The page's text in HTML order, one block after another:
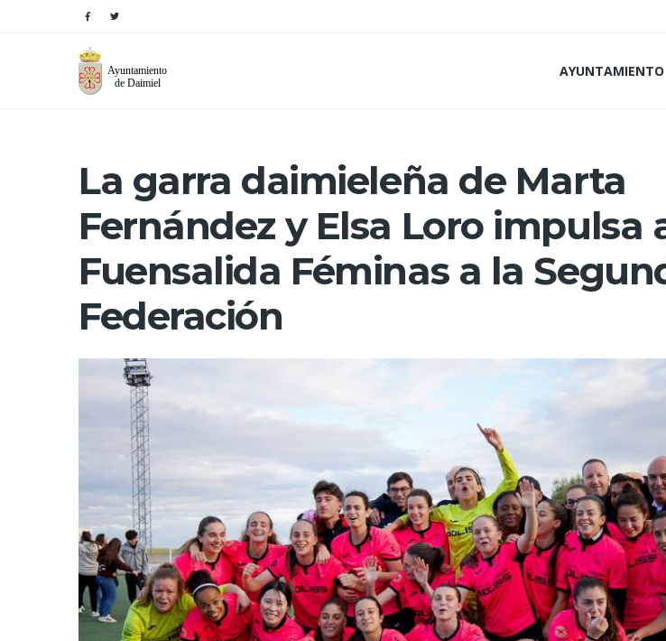
AYUNTAMIENTO
La garra daimieleña de Marta
Fernández y Elsa Loro impulsa
Fuensalida Féminas a la
Federación